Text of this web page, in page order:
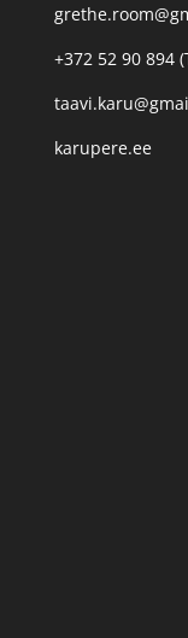
+372 52 90 894
karupere.ee